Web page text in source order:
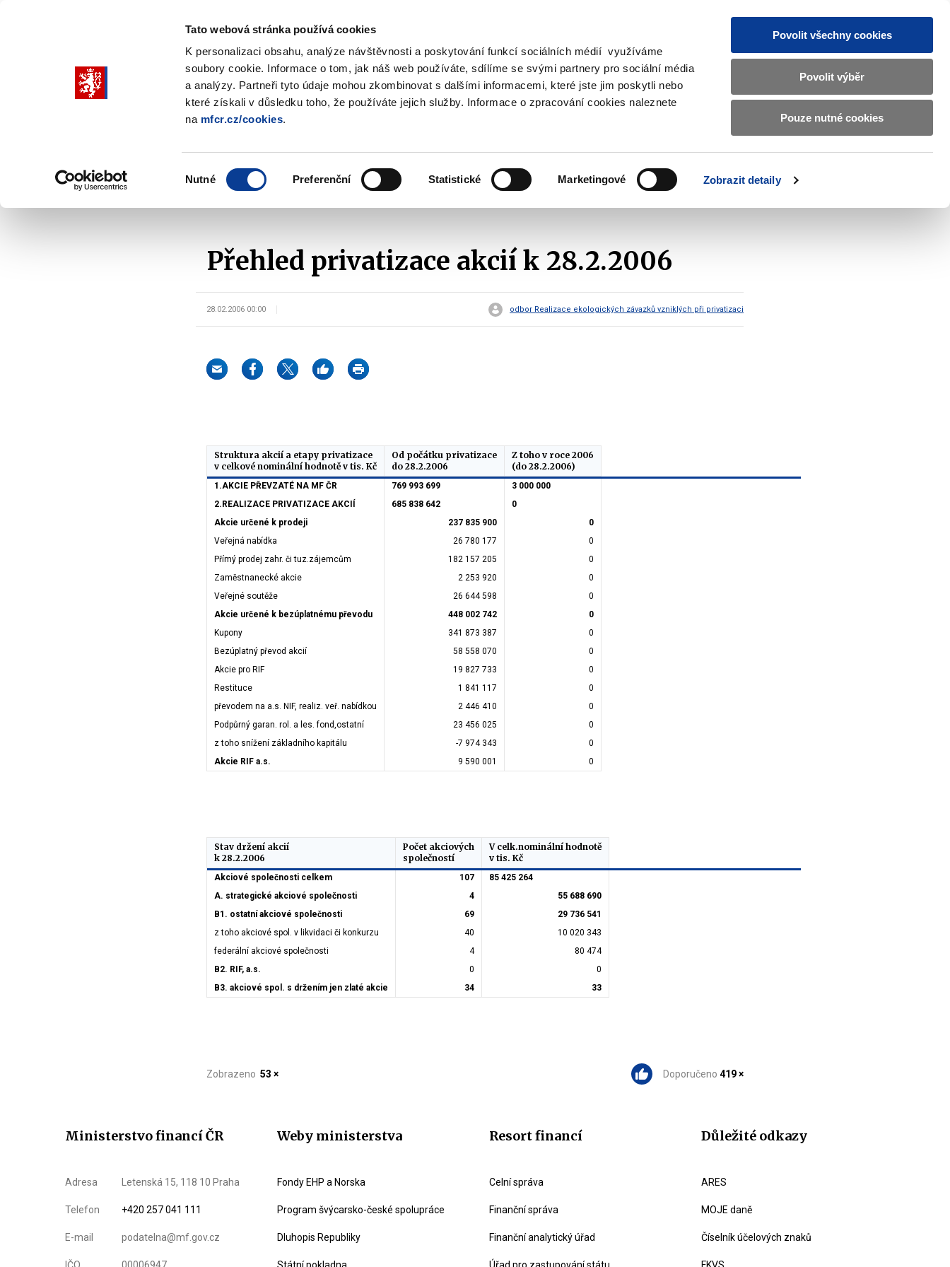
Tato webová stránka používá cookies
K personalizaci obsahu, analýze návštěvnosti a poskytování funkcí sociálních médií využíváme
soubory cookie. Informace o tom, jak náš web používáte, sdílíme se svými partnery pro sociální média
a analýzy. Partneři tyto údaje mohou zkombinovat s dalšími informacemi, které jste jim poskytli nebo
které získali v důsledku toho, že používáte jejich služby. Informace o zpracování cookies naleznete
na mfcr.cz/cookies.
Nutné Preferenční Statistické Marketingové Zobrazit detaily
Povolit všechny cookies
Povolit výběr
Pouze nutné cookies
Vyhledat
CZ EN
Základní
informace
o
Ministerstvu
financí
submenu
submenu
politika
submenu
submenu
účetnictví
submenu
EU
submenu
Majetek státu Stav privatizačních projektů Přehled privatizace akcií k 28.2.2006
Přehled privatizace akcií k 28.2.2006
28.02.2006 00:00 odbor Realizace ekologických závazků vzniklých při privatizaci
Struktura akcií a etapy privatizace
v celkové nominální hodnotě v tis. Kč
Od počátku privatizace
do 28.2.2006
Z toho v roce 2006
(do 28.2.2006)
1.AKCIE PŘEVZATÉ NA MF ČR 769 993 699
3 000 000
2.REALIZACE PRIVATIZACE AKCIÍ
685 838 642
0
Akcie určené k prodeji
237 835 900
0
Veřejná nabídka
26 780 177
0
Přímý prodej zahr. či tuz.zájemcům
182 157 205
0
Zaměstnanecké akcie
2 253 920
0
Veřejné soutěže
26 644 598
0
Akcie určené k bezúplatnému převodu
448 002 742
0
Kupony
341 873 387
0
Bezúplatný převod akcií
58 558 070
0
Akcie pro RIF
19 827 733
0
Restituce
1 841 117
0
převodem na a.s. NIF, realiz. veř. nabídkou
2 446 410
0
Podpůrný garan. rol. a les. fond,ostatní
23 456 025
0
z toho snížení základního kapitálu
-7 974 343
0
Akcie RIF a.s.
9 590 001 0
Stav držení akcií
k 28.2.2006
Počet akciových
společností
V celk.nominální hodnotě
v tis. Kč
Akciové společnosti celkem 107
85 425 264
A. strategické akciové společnosti
4
55 688 690
B1. ostatní akciové společnosti
69
29 736 541
z toho akciové spol. v likvidaci či konkurzu
40
10 020 343
federální akciové společnosti
4
80 474
B2. RIF, a.s.
0
0
B3. akciové spol. s držením jen zlaté akcie
34 33
Zobrazeno 53 × Doporučeno 419 ×
Ministerstvo financí ČR
Adresa Letenská 15, 118 10 Praha
Telefon +420 257 041 111
E-mail podatelna@mf.gov.cz
Weby ministerstva
Fondy EHP a Norska
Program švýcarsko-české spolupráce
Dluhopis Republiky
Resort financí
Celní správa
Finanční správa
Finanční analytický úřad
Důležité odkazy
ARES
MOJE daně
Číselník účelových znaků